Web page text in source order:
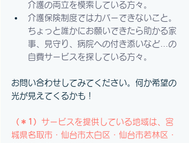
介護の両立を模索している方々。
介護保険制度ではカバーできないこと。
ちょっと誰かにお願いできたら助かる家
事、見守り、病院への付き添いなど…の
自費サービスを探している方々。
お問い合わせしてみてください。何か希望の
光が見えてくるかも！
（＊1） サービスを提供している地域は、宮
城県名取市・仙台市太白区・仙台市若林区・